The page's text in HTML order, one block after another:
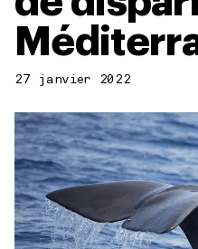
27 janvier 2022